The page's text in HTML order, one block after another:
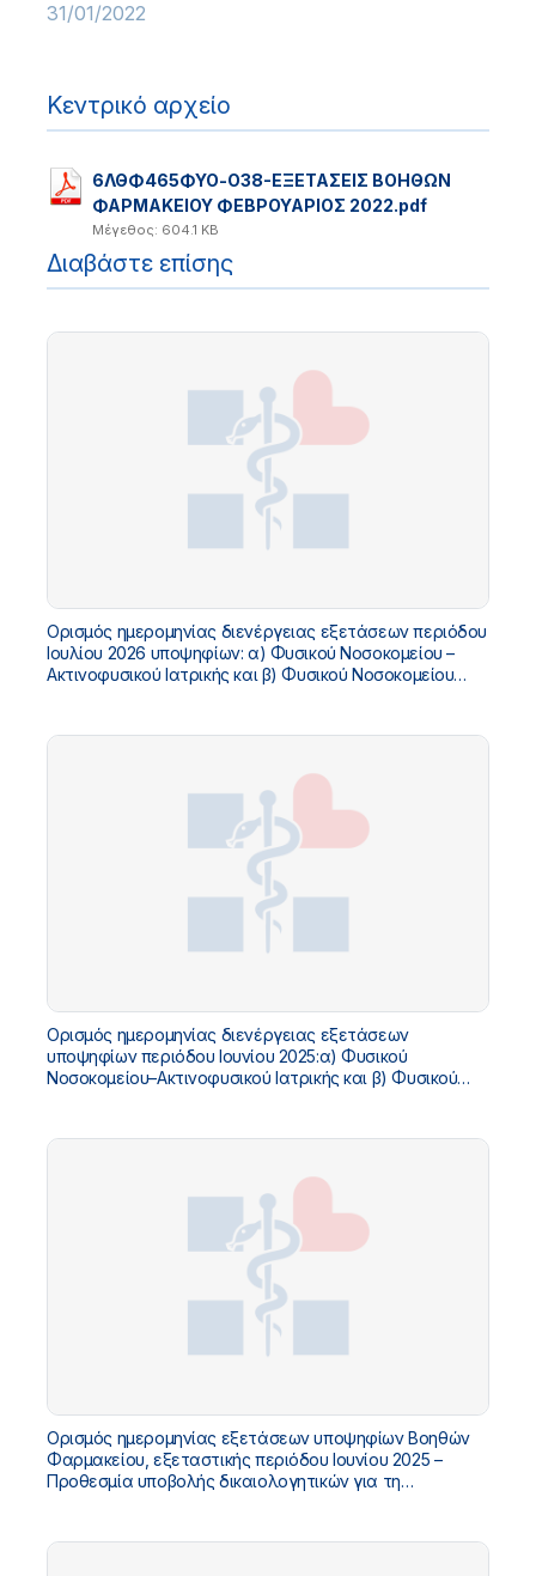
31/01/2022
Κεντρικό αρχείο
6ΛΘΦ465ΦΥΟ-Ο38-ΕΞΕΤΑΣΕΙΣ ΒΟΗΘΩΝ
ΦΑΡΜΑΚΕΙΟΥ ΦΕΒΡΟΥΑΡΙΟΣ 2022.pdf
Μέγεθος: 604.1 KB
Διαβάστε επίσης
Ορισμός ημερομηνίας διενέργειας εξετάσεων περιόδου
Ιουλίου 2026 υποψηφίων: α) Φυσικού Νοσοκομείου –
Ακτινοφυσικού Ιατρικής και β) Φυσικού Νοσοκομείου
Ορισμός ημερομηνίας διενέργειας εξετάσεων
υποψηφίων περιόδου Ιουνίου 2025:α) Φυσικού
Νοσοκομείου–Ακτινοφυσικού Ιατρικής και β) Φυσικού
Ορισμός ημερομηνίας εξετάσεων υποψηφίων Βοηθών
Φαρμακείου, εξεταστικής περιόδου Ιουνίου 2025 –
Προθεσμία υποβολής δικαιολογητικών για τη